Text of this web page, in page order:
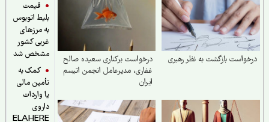
قیمت
بلیط اتوبوس
به مرزهای
غربی کشور
مشخص شد
کمک به
تأمین مالی
یا واردات
داروی
ELAHERE
بازگشت به نظر رهبری
درخواست برکناری سعیده صالح
غفاری، مدیرعامل انجمن اتیسم